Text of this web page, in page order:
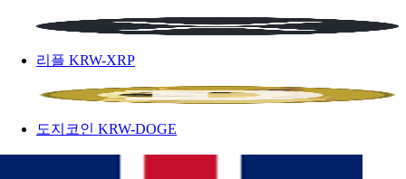
리플 KRW-XRP
도지코인 KRW-DOGE